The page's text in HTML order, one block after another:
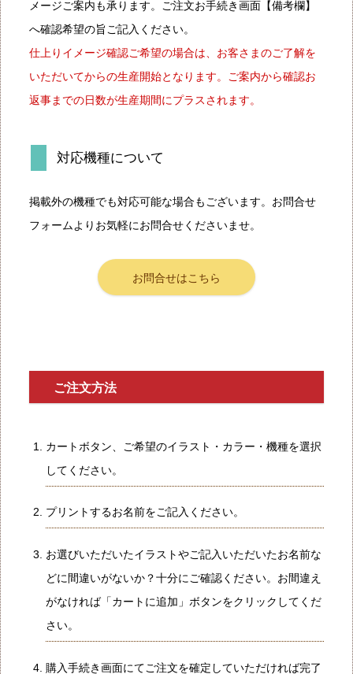
メージご案内も承ります。ご注文お手続き画面【備考欄】
へ確認希望の旨ご記入ください。
仕上りイメージ確認ご希望の場合は、お客さまのご了解を
いただいてからの生産開始となります。ご案内から確認お
返事までの日数が生産期間にプラスされます。
対応機種について
掲載外の機種でも対応可能な場合もございます。お問合せ
フォームよりお気軽にお問合せくださいませ。
お問合せはこちら
ご注文方法
カートボタン、ご希望のイラスト・カラー・機種を選択
してください。
プリントするお名前をご記入ください。
お選びいただいたイラストやご記入いただいたお名前な
どに間違いがないか？十分にご確認ください。お間違え
がなければ「カートに追加」ボタンをクリックしてくだ
さい。
購入手続き画面にてご注文を確定していただければ完了